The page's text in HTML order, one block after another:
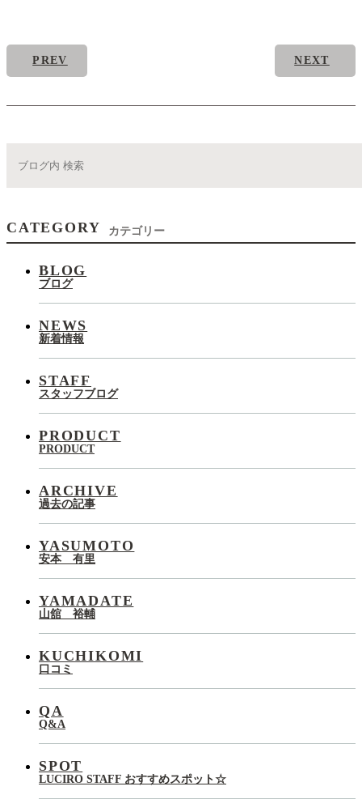
PREV NEXT
CATEGORY カテゴリー
BLOG
ブログ
NEWS
新着情報
STAFF
スタッフブログ
PRODUCT
PRODUCT
ARCHIVE
過去の記事
YASUMOTO
安本 有里
YAMADATE
山舘 裕輔
KUCHIKOMI
口コミ
QA
Q&A
SPOT
LUCIRO STAFF おすすめスポット☆